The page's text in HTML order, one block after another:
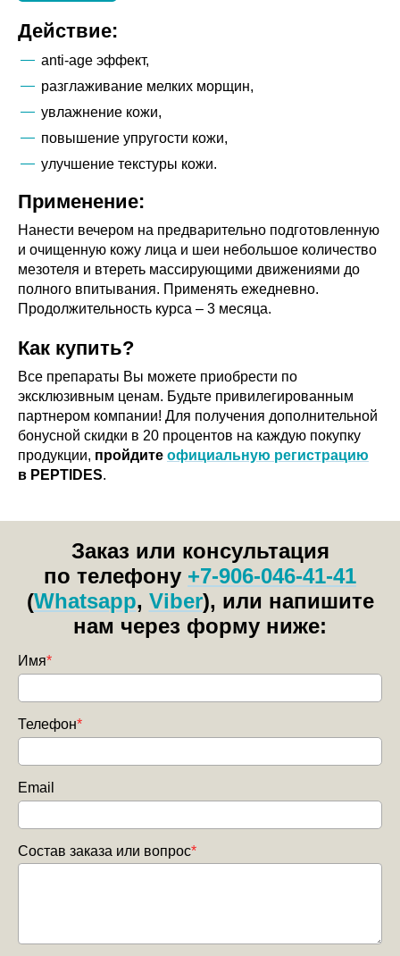
Действие:
anti-age эффект,
разглаживание мелких морщин,
увлажнение кожи,
повышение упругости кожи,
улучшение текстуры кожи.
Применение:
Нанести вечером на предварительно подготовленную
и очищенную кожу лица и шеи небольшое количество
мезотеля и втереть массирующими движениями до
полного впитывания. Применять ежедневно.
Продолжительность курса – 3 месяца.
Как купить?
Все препараты Вы можете приобрести по
эксклюзивным ценам. Будьте привилегированным
партнером компании! Для получения дополнительной
бонусной скидки в 20 процентов на каждую покупку
продукции, пройдите официальную регистрацию
в PEPTIDES.
Заказ или консультация
по телефону +7-906-046-41-41
(Whatsapp, Viber), или напишите
нам через форму ниже:
Имя*
Телефон*
Email
Состав заказа или вопрос*